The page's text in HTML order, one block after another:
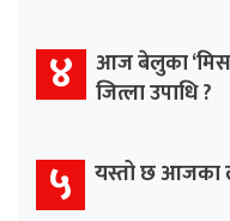
४ आज बेलुका ‘मिस
जित्ला उपाधि ?
५ यस्तो छ आजका